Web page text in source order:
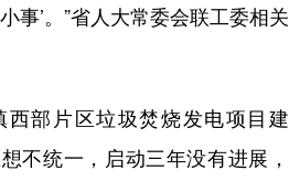
事’。”省人大常委会联工委相关
部片区垃圾焚烧发电项目建
不统一，启动三年没有进展，